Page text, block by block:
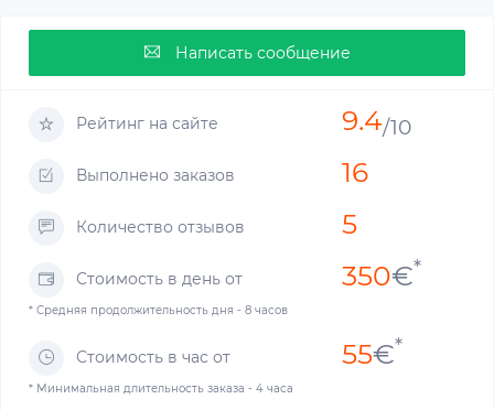
Написать сообщение
Рейтинг на сайте 9.4/10
Выполнено заказов 16
Количество отзывов 5
Стоимость в день от 350€*
* Средняя продолжительность дня - 8 часов
Стоимость в час от 55€*
* Минимальная длительность заказа - 4 часа